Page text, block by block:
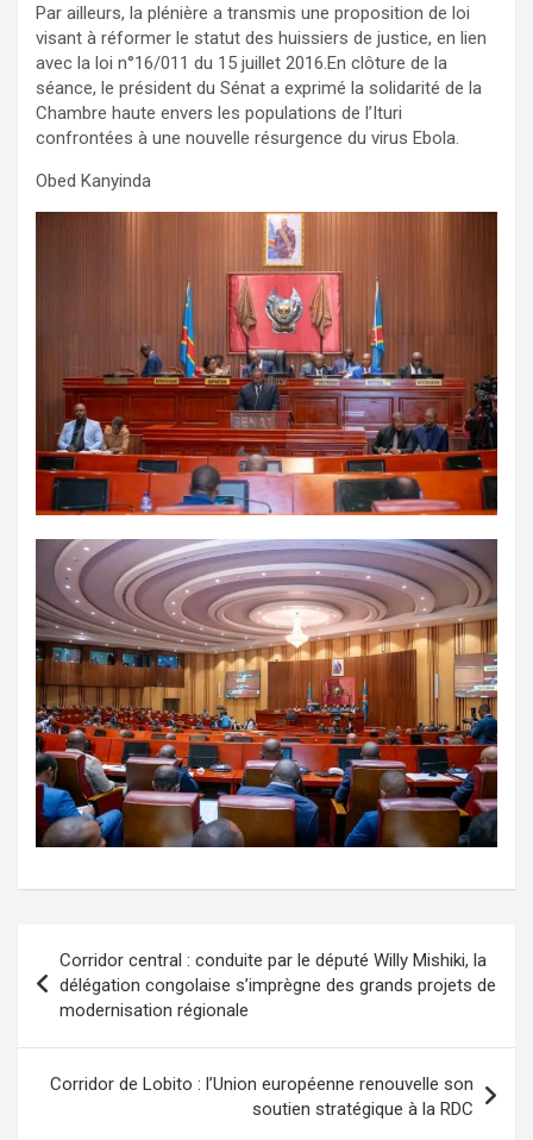
Par ailleurs, la plénière a transmis une proposition de loi
visant à réformer le statut des huissiers de justice, en lien
avec la loi n°16/011 du 15 juillet 2016.En clôture de la
séance, le président du Sénat a exprimé la solidarité de la
Chambre haute envers les populations de l’Ituri
confrontées à une nouvelle résurgence du virus Ebola.
Obed Kanyinda
de
l’article
Corridor central : conduite par le député Willy Mishiki, la
délégation congolaise s’imprègne des grands projets de
modernisation régionale
Corridor de Lobito : l’Union européenne renouvelle son
soutien stratégique à la RDC